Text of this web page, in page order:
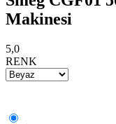
Makinesi
5,0
RENK